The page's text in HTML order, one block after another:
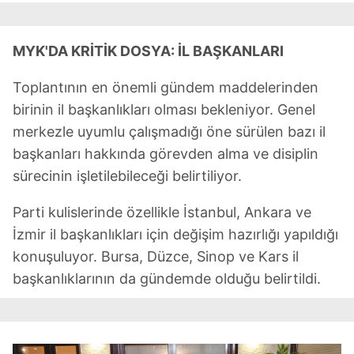
MYK'DA KRİTİK DOSYA: İL BAŞKANLARI
Toplantının en önemli gündem maddelerinden
birinin il başkanlıkları olması bekleniyor. Genel
merkezle uyumlu çalışmadığı öne sürülen bazı il
başkanları hakkında görevden alma ve disiplin
sürecinin işletilebileceği belirtiliyor.
Parti kulislerinde özellikle İstanbul, Ankara ve
İzmir il başkanlıkları için değişim hazırlığı yapıldığı
konuşuluyor. Bursa, Düzce, Sinop ve Kars il
başkanlıklarının da gündemde olduğu belirtildi.